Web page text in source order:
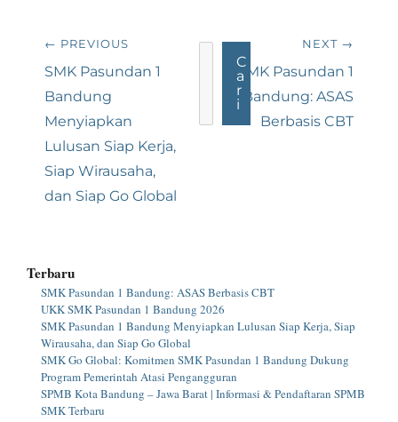
Navigasi
pos
← PREVIOUS
Previous
post:
SMK Pasundan 1
Bandung
Menyiapkan
Lulusan Siap Kerja,
Siap Wirausaha,
dan Siap Go Global
NEXT →
Next
post:
SMK Pasundan 1
Bandung: ASAS
Berbasis CBT
C
a
r
i
Terbaru
SMK Pasundan 1 Bandung: ASAS Berbasis CBT
UKK SMK Pasundan 1 Bandung 2026
SMK Pasundan 1 Bandung Menyiapkan Lulusan Siap Kerja, Siap
Wirausaha, dan Siap Go Global
SMK Go Global: Komitmen SMK Pasundan 1 Bandung Dukung
Program Pemerintah Atasi Pengangguran
SPMB Kota Bandung – Jawa Barat | Informasi & Pendaftaran SPMB
SMK Terbaru